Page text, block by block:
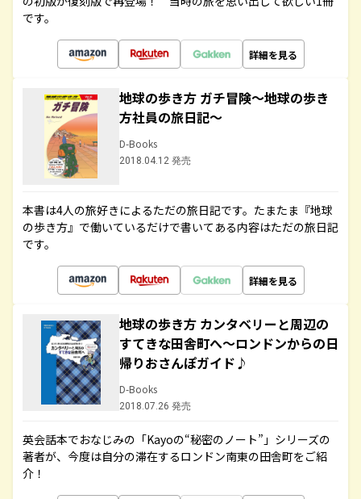
です。
詳細を見る
地球の歩き方 ガチ冒険～地球の歩き
方社員の旅日記～
D-Books
2018.04.12 発売
本書は4人の旅好きによるただの旅日記です。たまたま『地球
の歩き方』で働いているだけで書いてある内容はただの旅日記
です。
詳細を見る
地球の歩き方 カンタベリーと周辺の
すてきな田舎町へ～ロンドンからの日
帰りおさんぽガイド♪
D-Books
2018.07.26 発売
英会話本でおなじみの「Kayoの“秘密のノート”」シリーズの
著者が、今度は自分の滞在するロンドン南東の田舎町をご紹
介！